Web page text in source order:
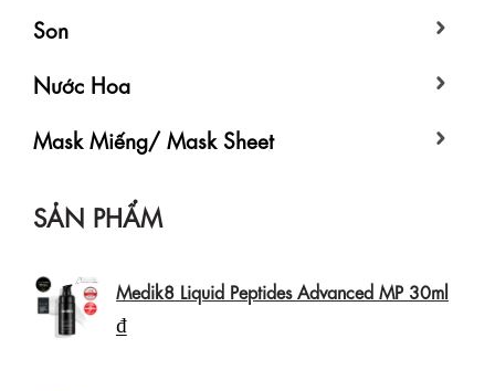
Son
Nước Hoa
Mask Miếng/ Mask Sheet
SẢN PHẨM
Medik8 Liquid Peptides Advanced MP 30ml
₫